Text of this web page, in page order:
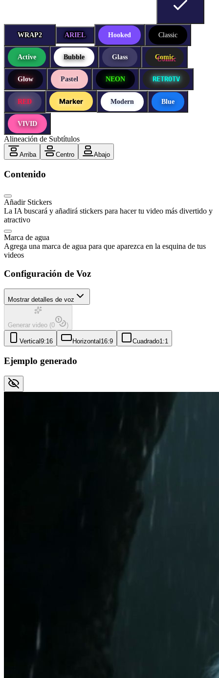
WRAP2
WRAP2 ARIEL Hooked Classic
Active Bubble Glass Comic
Glow Pastel NEON RETROTV
RED Marker Modern Blue
VIVID
Alineación de Subtítulos
Arriba Centro Abajo
Contenido
Añadir Stickers
La IA buscará y añadirá stickers para hacer tu video más divertido y
atractivo
Marca de agua
Agrega una marca de agua para que aparezca en la esquina de tus
videos
Configuración de Voz
Mostrar detalles de voz
Generar video (0 )
Vertical9:16 Horizontal 16:9 Cuadrado1:1
Ejemplo generado